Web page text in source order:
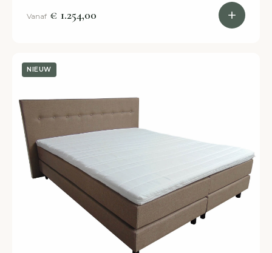
hoofdbord voor een scherpe prijs. Bestel nu online!
Vanaf € 1.254,00
NIEUW